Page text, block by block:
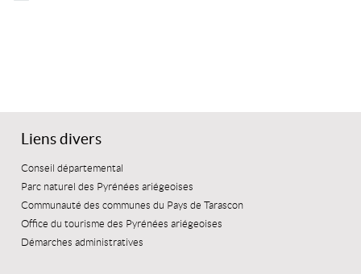
Liens divers
Conseil départemental
Parc naturel des Pyrénées ariégeoises
Communauté des communes du Pays de Tarascon
Office du tourisme des Pyrénées ariégeoises
Démarches administratives